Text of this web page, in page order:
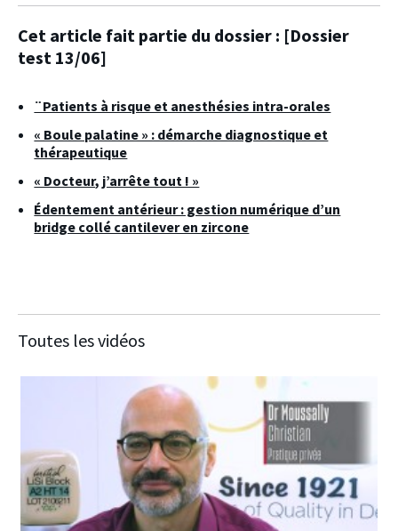
Cet article fait partie du dossier : [Dossier
test 13/06]
¨Patients à risque et anesthésies intra-orales
« Boule palatine » : démarche diagnostique et
thérapeutique
« Docteur, j’arrête tout ! »
Édentement antérieur : gestion numérique d’un
bridge collé cantilever en zircone
Toutes les vidéos